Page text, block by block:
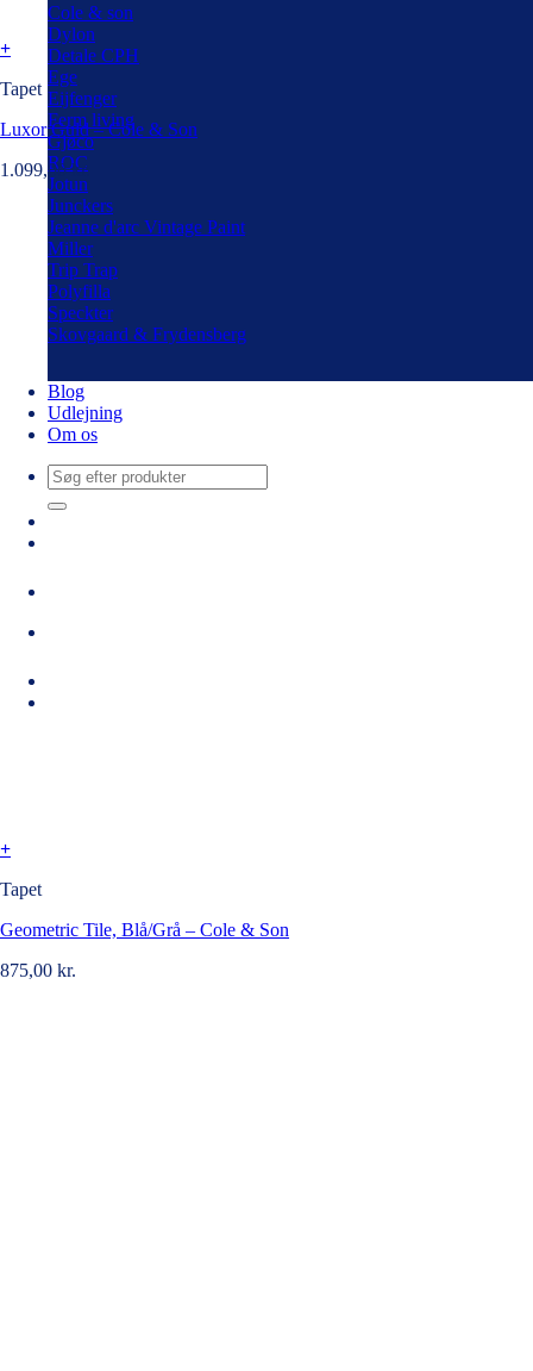
Cole & son
Dylon
Detale CPH
Ege
Eijfenger
Ferm living
Gjøco
ROC
Jotun
Junckers
Jeanne d'arc Vintage Paint
Miller
Trip Trap
Polyfilla
Speckter
Skovgaard & Frydensberg
Blog
Udlejning
Om os
Søg
efter:
+
Tapet
Luxor Guld – Cole & Son
1.099,00kr.
+
Tapet
Geometric Tile, Blå/Grå – Cole & Son
875,00 kr.